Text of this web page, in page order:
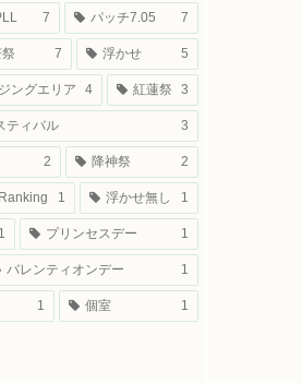
7 パッチ7.05 7
7 浮かせ 5
ングエリア 4 紅蓮祭 3
ティバル 3
2 降神祭 2
Ranking 1 浮かせ無し 1
1 プリンセスデー 1
バレンティオンデー 1
1 個室 1